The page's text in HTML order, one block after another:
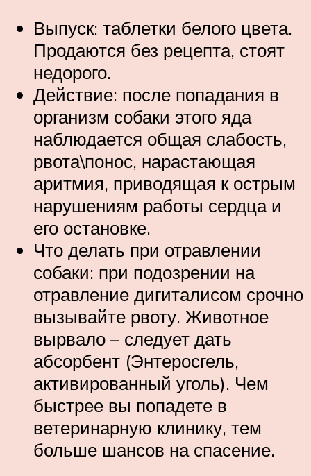
Выпуск: таблетки белого цвета.
Продаются без рецепта, стоят
недорого.
Действие: после попадания в
организм собаки этого яда
наблюдается общая слабость,
рвота\понос, нарастающая
аритмия, приводящая к острым
нарушениям работы сердца и
его остановке.
Что делать при отравлении
собаки: при подозрении на
отравление дигиталисом срочно
вызывайте рвоту. Животное
вырвало – следует дать
абсорбент (Энтеросгель,
активированный уголь). Чем
быстрее вы попадете в
ветеринарную клинику, тем
больше шансов на спасение.